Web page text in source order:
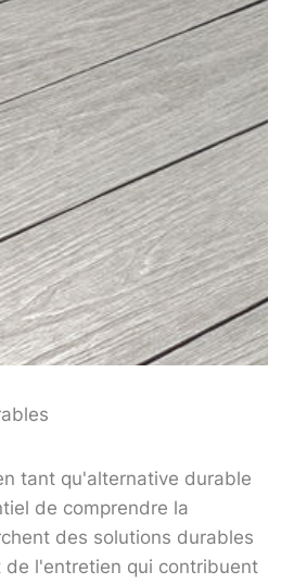
tant qu'alternative durable
de comprendre la
des solutions durables
l'entretien qui contribuent